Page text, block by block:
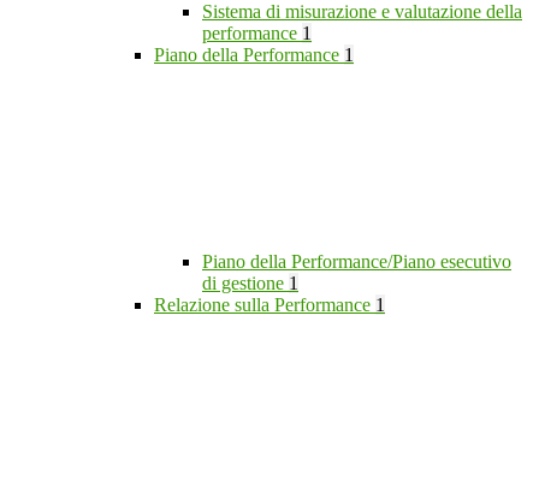
Sistema di misurazione e valutazione della
performance 1
Piano della Performance 1
Piano della Performance/Piano esecutivo
di gestione 1
Relazione sulla Performance 1